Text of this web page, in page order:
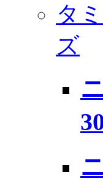
タ
ズ